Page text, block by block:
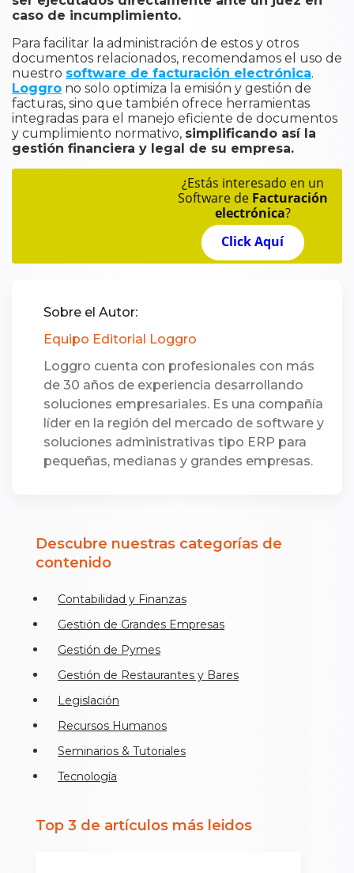
caso de incumplimiento.
Para facilitar la administración de estos y otros
documentos relacionados, recomendamos el uso de
nuestro software de facturación electrónica.
Loggro no solo optimiza la emisión y gestión de
facturas, sino que también ofrece herramientas
integradas para el manejo eficiente de documentos
y cumplimiento normativo, simplificando así la
gestión financiera y legal de su empresa.
¿Estás interesado en un
Software de Facturación
electrónica?
Click Aquí
Sobre el Autor:
Equipo Editorial Loggro
Loggro cuenta con profesionales con más
de 30 años de experiencia desarrollando
soluciones empresariales. Es una compañía
líder en la región del mercado de software y
soluciones administrativas tipo ERP para
pequeñas, medianas y grandes empresas.
Descubre nuestras categorías de
contenido
Contabilidad y Finanzas
Gestión de Grandes Empresas
Gestión de Pymes
Gestión de Restaurantes y Bares
Legislación
Recursos Humanos
Seminarios & Tutoriales
Tecnología
Top 3 de artículos más leidos